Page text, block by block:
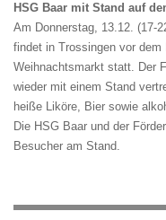
HSG Baar mit Stand auf
Am Donnerstag, 13.12. (17-
findet in Trossingen vor dem
Weihnachtsmarkt statt. Der
wieder mit einem Stand
heiße Liköre, Bier sowie
Die HSG Baar und der
Besucher am Stand.